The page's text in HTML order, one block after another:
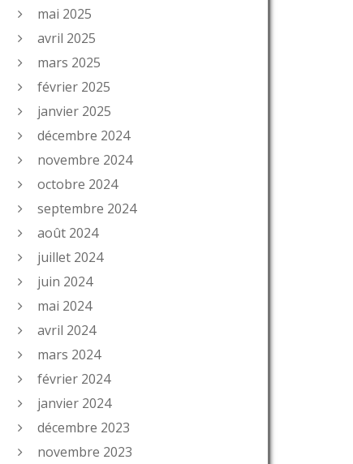
mai 2025
avril 2025
mars 2025
février 2025
janvier 2025
décembre 2024
novembre 2024
octobre 2024
septembre 2024
août 2024
juillet 2024
juin 2024
mai 2024
avril 2024
mars 2024
février 2024
janvier 2024
décembre 2023
novembre 2023